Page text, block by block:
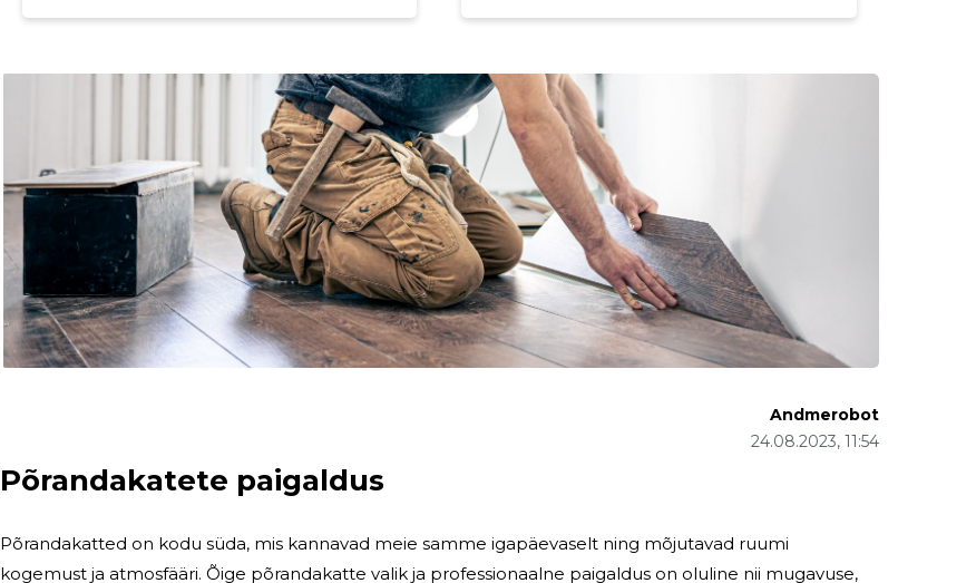
Põrandakatete paigaldus
24.08.2023, 11:54
Andmerobot
Põrandakatted on kodu süda, mis kannavad meie samme igapäevaselt ning mõjutavad ruumi
kogemust ja atmosfääri. Õige põrandakatte valik ja professionaalne paigaldus on oluline nii mugavuse,
Muuda pildi kirjeldust